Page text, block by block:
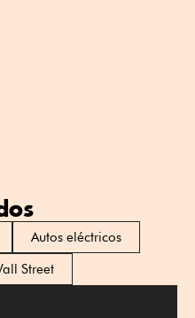
Autos eléctricos
Street